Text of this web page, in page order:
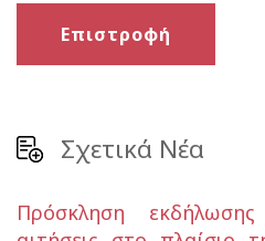
Επιστροφή
Σχετικά Νέα
Πρόσκληση